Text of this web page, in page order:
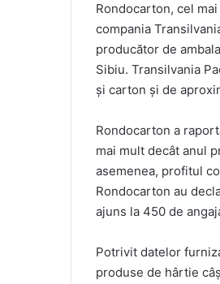
Rondocarton, cel
compania
producător de
Sibiu. Transilvania
şi carton şi de
Rondocarton a
mai mult decât anul
asemenea, profitul
Rondocarton au
ajuns la 450 de
Potrivit datelor
produse de hârtie